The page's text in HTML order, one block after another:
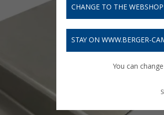
CHANGE TO THE
STAY ON WWW.BERGER-
You can